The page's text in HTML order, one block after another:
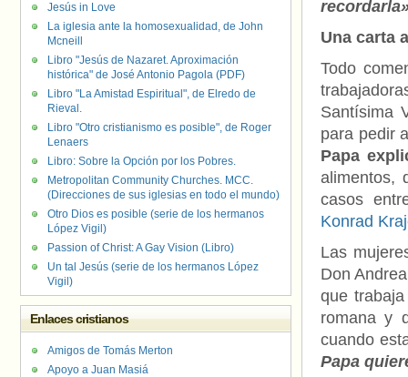
Una carta
Todo
Santísima
para pedir
Papa
alimentos,
casos
Konrad
Las
Don
que
romana y
cuando
Papa
Jesús in Love
La iglesia ante la homosexualidad, de John
Mcneill
Libro "Jesús de Nazaret. Aproximación
histórica" de José Antonio Pagola (PDF)
Libro "La Amistad Espiritual", de Elredo de
Rieval.
Libro "Otro cristianismo es posible", de Roger
Lenaers
Libro: Sobre la Opción por los Pobres.
Metropolitan Community Churches. MCC.
(Direcciones de sus iglesias en todo el mundo)
Otro Dios es posible (serie de los hermanos
López Vigil)
Passion of Christ: A Gay Vision (Libro)
Un tal Jesús (serie de los hermanos López
Vigil)
Enlaces cristianos
Amigos de Tomás Merton
Apoyo a Juan Masiá